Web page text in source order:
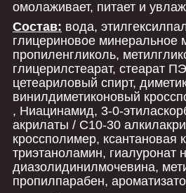
омолаживает, питает и
Состав: вода,
глицериновое минеральное
пропиленгликоль,
глицерилстеарат, стеарат
цетеариловый спирт,
винилдиметиконовый
, Ниацинамид, 3-0-
акрилаты / C10-30
кроссполимер, ксантановая
триэтаноламин, гиалуронат
диазолидинилмочевина,
пропилпарабен,